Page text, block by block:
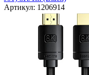
Артикул: 1206914